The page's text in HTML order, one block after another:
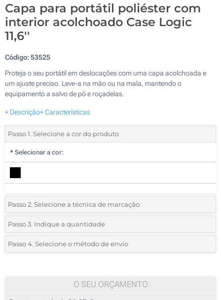
Capa para portátil poliéster com
interior acolchoado Case Logic
11,6''
Código:53525
Proteja o seu portátil em deslocações com uma capa acolchoada e
um ajuste preciso. Leve-a na mão ou na mala, mantendo o
equipamento a salvo de pó e roçadelas.
+ Descrição+ Características
Passo 1. Selecione a cor do produto
* Selecionar a cor:
Passo 2. Selecione a técnica de marcação
*Selecione o tipo de marcação e as cores do logotipo:
Gravação a quente a cores (Na frente)
Passo 3. Indique a quantidade
*Quantidade mínima:5
Passo 4. Selecione o método de envio
O SEU ORÇAMENTO